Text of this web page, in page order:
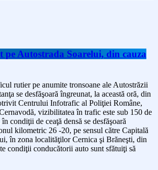
pe Autostrada Soarelui, din cauza
rutier pe anumite tronsoane ale Autostrăzii
se desfăşoară îngreunat, la această oră, din
Centrului Infotrafic al Poliţiei Române,
vizibilitatea în trafic este sub 150 de
condiţii de ceaţă densă se desfăşoară
kilometric 26 -20, pe sensul către Capitală
în zona localităţilor Cernica şi Brăneşti, din
condiţii conducătorii auto sunt sfătuiţi să